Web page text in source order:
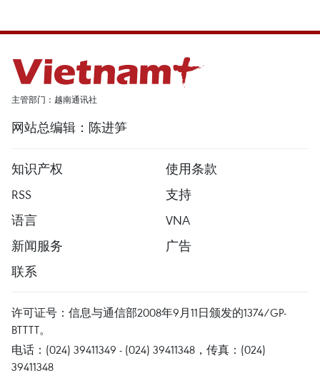
主管部门：越南通讯社
网站总编辑：陈进笋
知识产权
使用条款
RSS
支持
语言
VNA
新闻服务
广告
联系
许可证号：信息与通信部2008年9月11日颁发的1374/GP-
BTTTT。
电话：(024) 39411349 - (024) 39411348，传真：(024)
39411348